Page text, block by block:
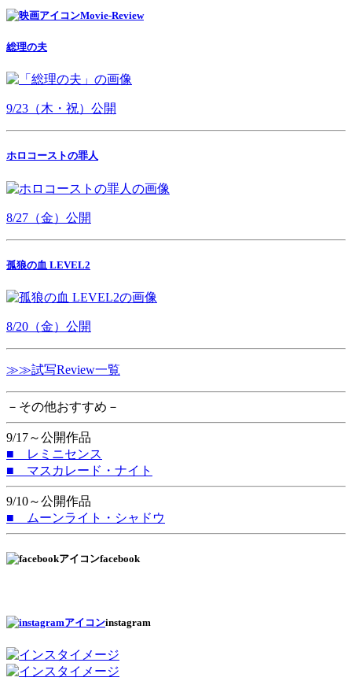
Movie-Review
総理の夫
9/23（木・祝）公開
ホロコーストの罪人
8/27（金）公開
孤狼の血 LEVEL2
8/20（金）公開
≫≫試写Review一覧
－その他おすすめ－
9/17～公開作品
■ レミニセンス
■ マスカレード・ナイト
9/10～公開作品
■ ムーンライト・シャドウ
facebook
instagram